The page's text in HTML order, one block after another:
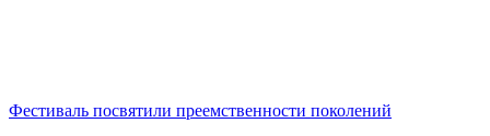
Фестиваль посвятили преемственности поколений